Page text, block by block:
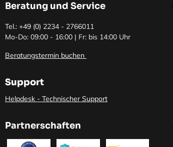
Beratung und Service
Tel.: +49 (0) 2234 - 2766011
Mo-Do: 09:00 - 16:00 | Fr: bis 14:00 Uhr
Beratungstermin buchen
Support
Helpdesk - Technischer Support
Partnerschaften